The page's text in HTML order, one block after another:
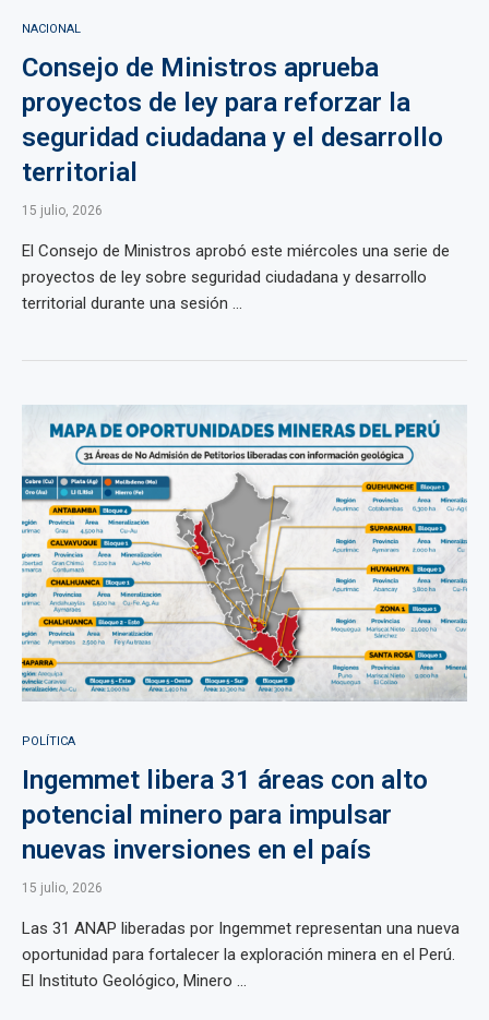
NACIONAL
Consejo de Ministros aprueba
proyectos de ley para reforzar la
seguridad ciudadana y el desarrollo
territorial
15 julio, 2026
El Consejo de Ministros aprobó este miércoles una serie de
proyectos de ley sobre seguridad ciudadana y desarrollo
territorial durante una sesión ...
POLÍTICA
Ingemmet libera 31 áreas con alto
potencial minero para impulsar
nuevas inversiones en el país
15 julio, 2026
Las 31 ANAP liberadas por Ingemmet representan una nueva
oportunidad para fortalecer la exploración minera en el Perú.
El Instituto Geológico, Minero ...